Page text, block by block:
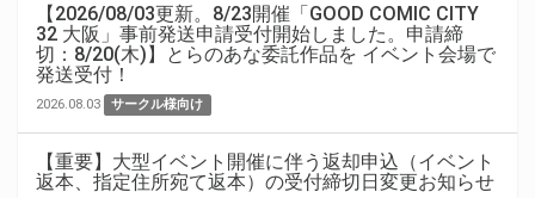
【2026/08/03更新。8/23開催「GOOD COMIC CITY
32 大阪」事前発送申請受付開始しました。申請締
切：8/20(木)】とらのあな委託作品を イベント会場で
発送受付！
2026.08.03 サークル様向け
【重要】大型イベント開催に伴う返却申込（イベント
返本、指定住所宛て返本）の受付締切日変更お知らせ